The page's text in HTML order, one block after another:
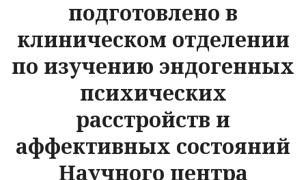
подготовлено в
клиническом отделении
по изучению эндогенных
психических
расстройств и
аффективных состояний
Научного центра